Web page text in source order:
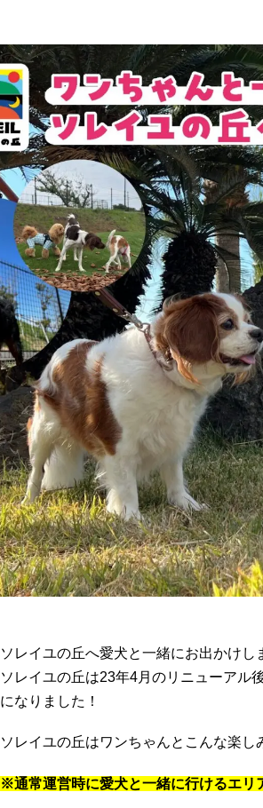
ソレイユの丘へ愛犬と一緒にお出かけし
ソレイユの丘は23年4月のリニューアル
になりました！
ソレイユの丘はワンちゃんとこんな楽し
※通常運営時に愛犬と一緒に行けるエリ